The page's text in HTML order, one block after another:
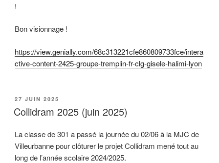
!
Bon visionnage !
https://view.genially.com/68c313221cfe860809733fce/intera
ctive-content-2425-groupe-tremplin-fr-clg-gisele-halimi-lyon
PUBLIÉ
LE
27 JUIN 2025
Collidram 2025 (juin 2025)
La classe de 301 a passé la journée du 02/06 à la MJC de
Villeurbanne pour clôturer le projet Collidram mené tout au
long de l’année scolaire 2024/2025.